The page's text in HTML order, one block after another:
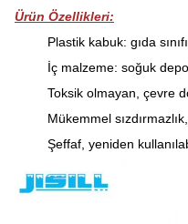
Ürün Özellikleri:
Plastik kabuk: gıda
İç malzeme: soğuk
Toksik olmayan, çevre
Mükemmel
Şeffaf, yeniden